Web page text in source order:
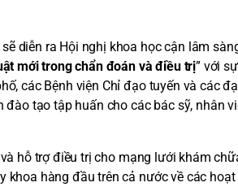
diễn ra Hội nghị khoa học cận lâm
mới trong chẩn đoán và điều trị” với
các Bệnh viện Chỉ đạo tuyến và các
tạo tập huấn cho các bác sỹ, nhân
hỗ trợ điều trị cho mạng lưới khám
khoa hàng đầu trên cả nước về các